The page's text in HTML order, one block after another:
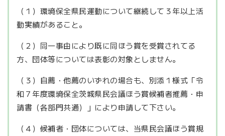
（１）環境保全県民運動について継続して３年以上活
動実績があること。
（２）同一事由により既に同ほう賞を受賞されてる
方、団体等については表彰の対象としません。
（３）自薦・他薦のいずれの場合も、別添１様式「令
和７年度環境保全茨城県民会議ほう賞候補者推薦・申
請書（各部門共通）」により申請して下さい。
（４）候補者・団体については、当県民会議ほう賞規